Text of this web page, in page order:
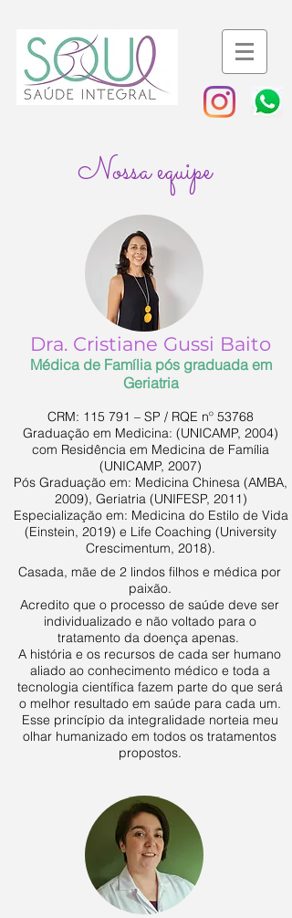
Nossa equipe
Casada, mãe de 2 lindos filhos e médica por
paixão.
Acredito que o processo de saúde deve ser
individualizado e não voltado para o
tratamento da doença apenas.
A história e os recursos de cada ser humano
aliado ao conhecimento médico e toda a
tecnologia científica fazem parte do que será
o melhor resultado em saúde para cada um.
Esse princípio da integralidade norteia meu
olhar humanizado em todos os tratamentos
propostos.
Dra. Cristiane Gussi Baito
Médica de Família pós graduada em
Geriatria
CRM: 115 791 – SP / RQE nº 53768
Graduação em Medicina: (UNICAMP, 2004)
com Residência em Medicina de Família
(UNICAMP, 2007)
Pós Graduação em: Medicina Chinesa (AMBA,
2009), Geriatria (UNIFESP, 2011)
Especialização em: Medicina do Estilo de Vida
(Einstein, 2019) e Life Coaching (University
Crescimentum, 2018).